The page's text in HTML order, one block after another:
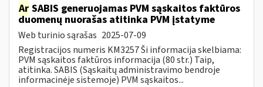
Ar SABIS generuojamas PVM sąskaitos faktūros
duomenų nuorašas atitinka PVM įstatyme
Web turinio sąrašas 2025-07-09
Registracijos numeris KM3257 Ši informacija skelbiama:
PVM sąskaitos faktūros informacija (80 str.) Taip,
atitinka. SABIS (Sąskaitų administravimo bendroje
informacinėje sistemoje) PVM sąskaitos...